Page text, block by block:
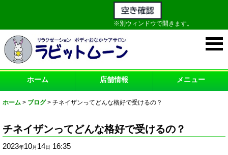
※別ウィンドウで開きます。
ホーム 店舗情報 メニュー
ホーム > ブログ > チネイザンってどんな格好で受けるの？
チネイザンってどんな格好で受けるの？
2023年10月 14日 16:35